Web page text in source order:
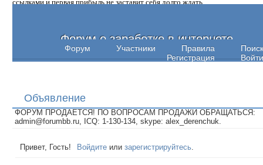
ссылками и первая прибыль не заставит себя долго ждать.
Форум о заработке в интернете
Форум Участники Правила
Поиск
Регистрация
Войти
Объявление
ФОРУМ ПРОДАЕТСЯ! ПО ВОПРОСАМ ПРОДАЖИ ОБРАЩАТЬСЯ:
admin@forumbb.ru, ICQ: 1-130-134, skype: alex_derenchuk.
Привет, Гость! Войдите илизарегистрируйтесь